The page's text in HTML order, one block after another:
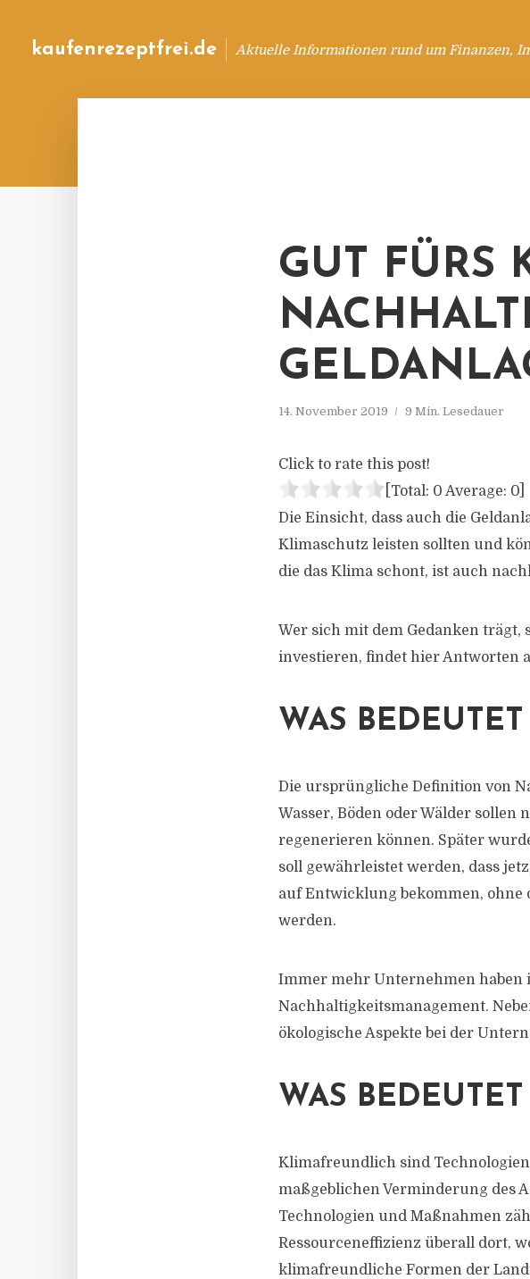
kaufenrezeptfrei.de Aktuelle Informationen rund um Finanzen,
GUT FÜRS
14. November 2019 9 Min. Lesedauer
Click to rate this post!
[Total: 0 Average: 0
Die Einsicht, dass auch die
Klimaschutz leisten sollten und
die das Klima schont, ist auch
Wer sich mit dem Gedanken trägt,
investieren, findet hier Antworten
WAS
Die ursprüngliche Definition von
Wasser, Böden oder Wälder sollen
regenerieren können. Später
soll gewährleistet werden, dass
auf Entwicklung bekommen, ohne
werden.
Immer mehr Unternehmen haben
Nachhaltigkeitsmanagement.
ökologische Aspekte bei der
WAS
Klimafreundlich sind
maßgeblichen Verminderung des
Technologien und Maßnahmen
Ressourceneffizienz überall dort,
klimafreundliche Formen der